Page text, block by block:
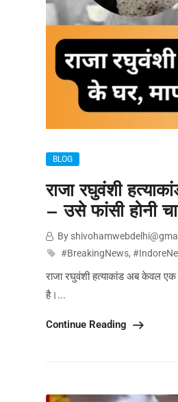
BLOG
राजा रघुवंशी
– उसे फांसी होनी
By
#BreakingNews,
राजा रघुवंशी हत्याकांड अब केवल
है।...
Continue Reading